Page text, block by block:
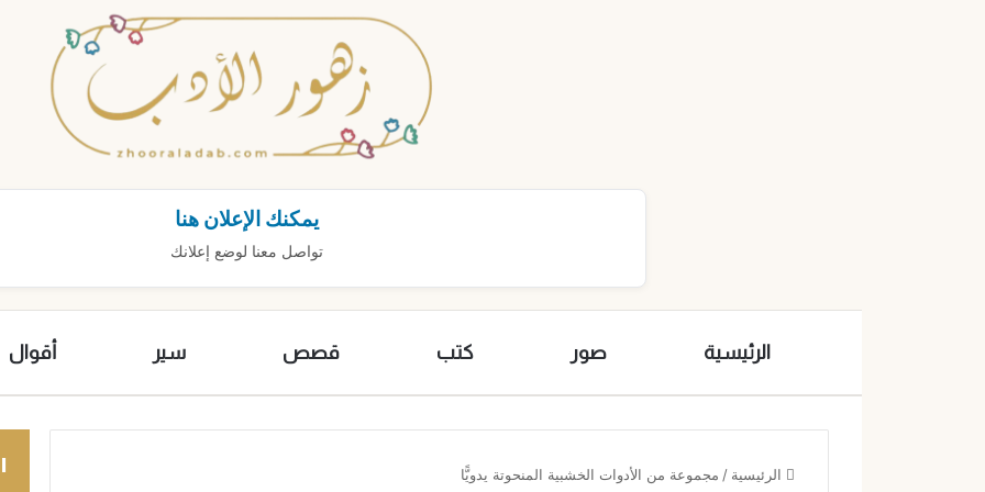
يمكنك الإعلان هنا
تواصل معنا لوضع إعلانك
الرئيسية صور كتب قصص سير أقوال
الرئيسية / مجموعة من الأدوات الخشبية المنحوتة يدويًّا